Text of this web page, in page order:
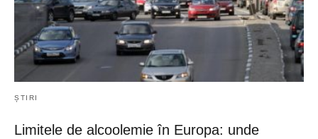
ȘTIRI
Limitele de alcoolemie în Europa: unde